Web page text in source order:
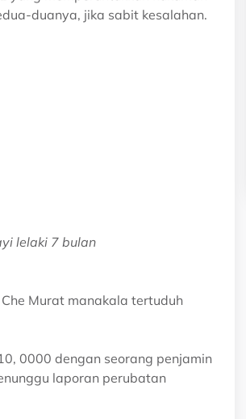
duanya, jika sabit kesalahan.
lelaki 7 bulan
Murat manakala tertuduh
0000 dengan seorang penjamin
laporan perubatan